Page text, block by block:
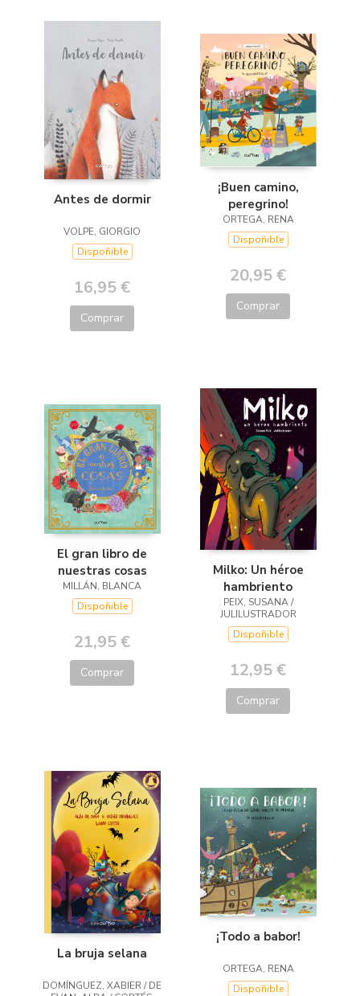
Antes de dormir
VOLPE, GIORGIO
Dispoñible
16,95 €
Comprar
¡Buen camino,
peregrino!
ORTEGA, RENA
Dispoñible
20,95 €
Comprar
El gran libro de
nuestras cosas
MILLÁN, BLANCA
Dispoñible
21,95 €
Comprar
Milko: Un héroe
hambriento
PEIX, SUSANA /
JULILUSTRADOR
Dispoñible
12,95 €
Comprar
La bruja selana
DOMÍNGUEZ, XABIER / DE
¡Todo a babor!
ORTEGA, RENA
Dispoñible